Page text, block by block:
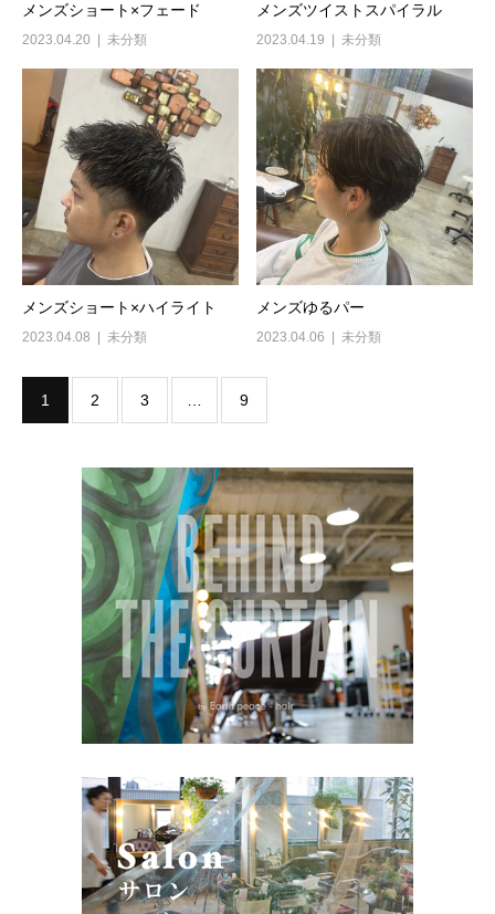
メンズショート×フェード
2023.04.20 未分類
メンズツイストスパイラル
2023.04.19 未分類
メンズショート×ハイライト
2023.04.08 未分類
メンズゆるパー
2023.04.06 未分類
1 2 3 9